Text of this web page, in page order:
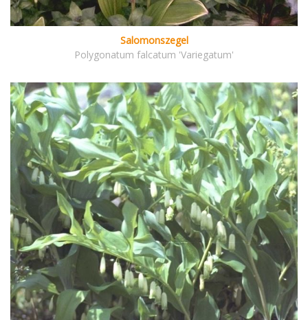
Salomonszegel
Polygonatum falcatum 'Variegatum'